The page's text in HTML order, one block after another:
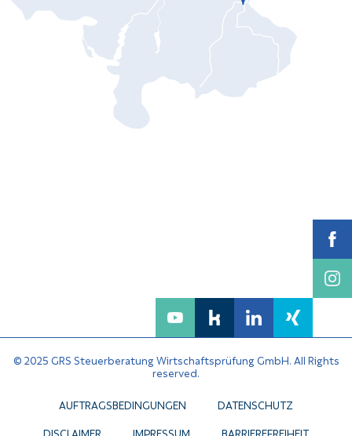
© 2025 GRS Steuerberatung Wirtschaftsprüfung GmbH. All Rights
reserved.
AUFTRAGSBEDINGUNGEN
DATENSCHUTZ
DISCLAIMER
IMPRESSUM BARRIEREFREIHEIT